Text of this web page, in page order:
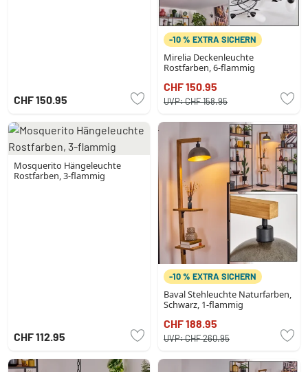
CHF 150.95
-10 % EXTRA SICHERN
Mirelia Deckenleuchte
Rostfarben, 6-flammig
CHF 150.95
UVP:CHF 158.95
Mosquerito Hängeleuchte
Rostfarben, 3-flammig
CHF 112.95
-10 % EXTRA SICHERN
Baval Stehleuchte Naturfarben,
Schwarz, 1-flammig
CHF 188.95
UVP:CHF 260.95